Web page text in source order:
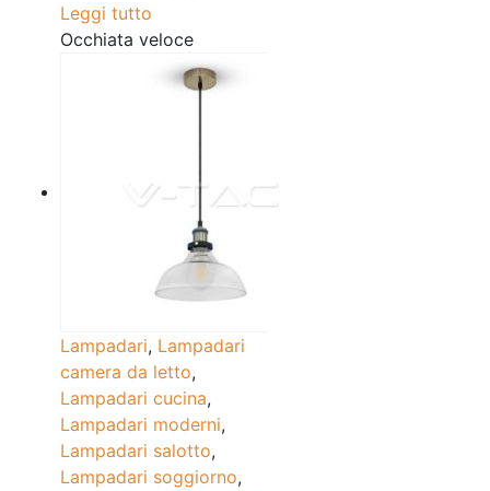
Leggi tutto
Occhiata veloce
Lampadari, Lampadari
camera da letto,
Lampadari cucina,
Lampadari moderni,
Lampadari salotto,
Lampadari soggiorno,